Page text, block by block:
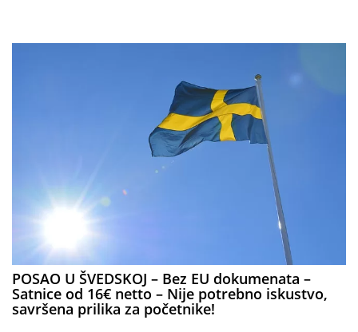
POSAO U ŠVEDSKOJ – Bez EU dokumenata –
Satnice od 16€ netto – Nije potrebno iskustvo,
savršena prilika za početnike!